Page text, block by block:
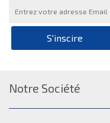
S'inscire
Notre Société